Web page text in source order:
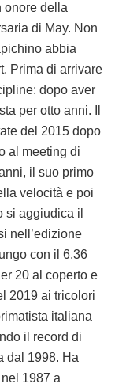
onore della
di May. Non
abbia
Prima di arrivare
dopo aver
per otto anni. Il
del 2015 dopo
al meeting di
il suo primo
velocità e poi
si aggiudica il
nell’edizione
con il 6.36
20 al coperto e
2019 ai tricolori
italiana
il record di
dal 1998. Ha
1987 a